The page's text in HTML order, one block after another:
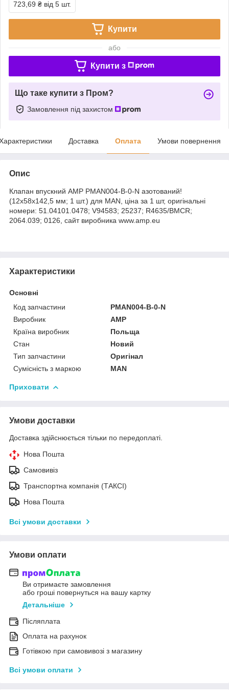
723,69 ₴ від 5 шт.
Купити
або
Купити з
Що таке купити з Пром?
Замовлення під захистом
Доставка Оплата Умови повернення
Опис
Клапан впускний AMP PMAN004-B-0-N азотований!
(12х58х142,5 мм; 1 шт.) для MAN, ціна за 1 шт, оригінальні
номери: 51.04101.0478; V94583; 25237; R4635/BMCR;
2064.039; 0126, сайт виробника www.amp.eu
Характеристики
Основні
Код запчастини
PMAN004-B-0-N
Виробник
AMP
Країна виробник
Польща
Стан
Новий
Тип запчастини
Оригінал
Сумісність з маркою
MAN
Приховати
Умови доставки
Доставка здійснюється тільки по передоплаті.
Нова Пошта
Самовивіз
Транспортна компанія (ТАКСІ)
Нова Пошта
Всі умови доставки
Умови оплати
Ви отримаєте замовлення
або гроші повернуться на вашу картку
Детальніше
Післяплата
Оплата на рахунок
Готівкою при самовивозі з магазину
Всі умови оплати